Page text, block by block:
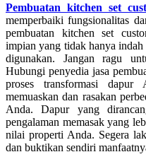
Pembuatan kitchen set
memperbaiki fungsionalitas
pembuatan kitchen set
impian yang tidak hanya
digunakan. Jangan ragu
Hubungi penyedia jasa
proses transformasi
memuaskan dan rasakan
Anda. Dapur yang
pengalaman memasak yang
nilai properti Anda. Segera
dan buktikan sendiri